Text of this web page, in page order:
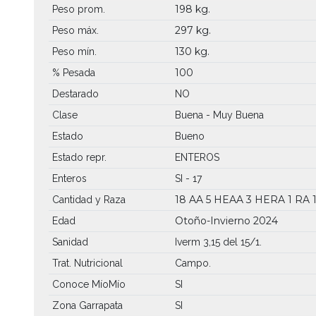
Peso prom. 198 kg.
Peso máx. 297 kg.
Peso mín. 130 kg.
% Pesada 100
Destarado
NO
Clase
Buena - Muy Buena
Estado
Bueno
Estado repr.
ENTEROS
Enteros
SI - 17
Cantidad y Raza
18 AA 5 HEAA3 HERA 1 RA
Edad Otoño-Invierno 2024
Sanidad
Iverm 3,15 del 15/1.
Trat. Nutricional
Campo.
Conoce MíoMío
SI
Zona Garrapata
SI